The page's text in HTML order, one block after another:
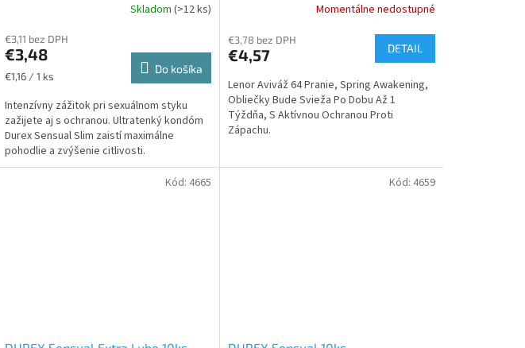
Skladom (>12 ks)
€3,11 bez DPH
€3,48
Jednotková
€1,16 / 1 ks
Do košíka
Intenzívny zážitok pri sexuálnom styku
zažijete aj s ochranou. Ultratenký kondóm
Durex Sensual Slim zaistí maximálne
pohodlie a zvýšenie citlivosti.
Momentálne nedostupné
€3,78 bez DPH
€4,57 DETAIL
Lenor Aviváž 64 Pranie, Spring Awakening,
Obliečky Bude Svieža Po Dobu Až 1
Týždňa, S Aktívnou Ochranou Proti
Zápachu.
Kód: 4665 Kód: 4659